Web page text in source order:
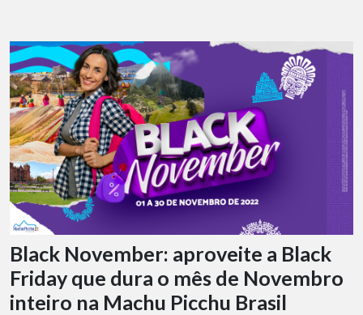
Black November: aproveite a Black
Friday que dura o mês de Novembro
inteiro na Machu Picchu Brasil